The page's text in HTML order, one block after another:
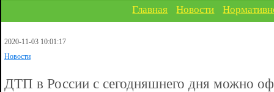
Главная Новости
2020-11-03 10:01:17
Новости
ДТП в России с сегодняшнего дня можно